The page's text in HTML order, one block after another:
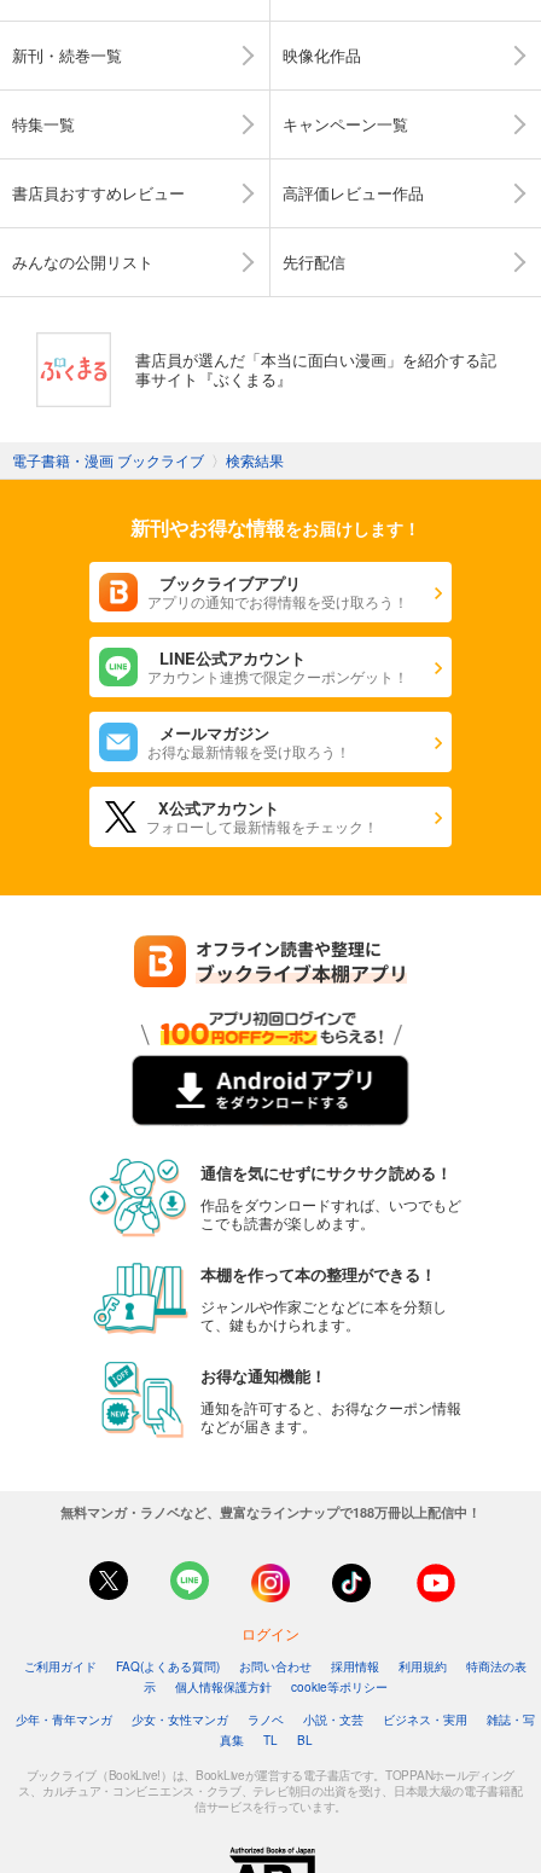
新刊・続巻一覧 映像化作品
特集一覧 キャンペーン一覧
書店員おすすめレビュー 高評価レビュー作品
みんなの公開リスト 先行配信
書店員が選んだ「本当に面白い漫画」を紹介する記
事サイト『ぶくまる』
電子書籍・漫画 ブックライブ 〉 検索結果
新刊やお得な情報をお届けします！
ブックライブアプリ
アプリの通知でお得情報を受け取ろう！
LINE公式アカウント
アカウント連携で限定クーポンゲット！
メールマガジン
お得な最新情報を受け取ろう！
X公式アカウント
フォローして最新情報をチェック！
通信を気にせずにサクサク読める！
作品をダウンロードすれば、いつでもど
こでも読書が楽しめます。
本棚を作って本の整理ができる！
ジャンルや作家ごとなどに本を分類し
て、鍵もかけられます。
お得な通知機能！
通知を許可すると、お得なクーポン情報
などが届きます。
無料マンガ・ラノベなど、豊富なラインナップで188万冊以上配信中！
ログイン
ご利用ガイド FAQ(よくある質問) お問い合わせ 採用情報 利用規約
特商法の表
示
個人情報保護方針
cookie等ポリシー
少年・青年マンガ
少女・女性マンガ ラノベ 小説・文芸 ビジネス・実用
雑誌・写
真集
TL BL
ブックライブ（BookLive!）は、BookLiveが運営する電子書店です。TOPPANホールディング
ス、カルチュア・コンビニエンス・クラブ、テレビ朝日の出資を受け、日本最大級の電子書籍配
信サービスを行っています。